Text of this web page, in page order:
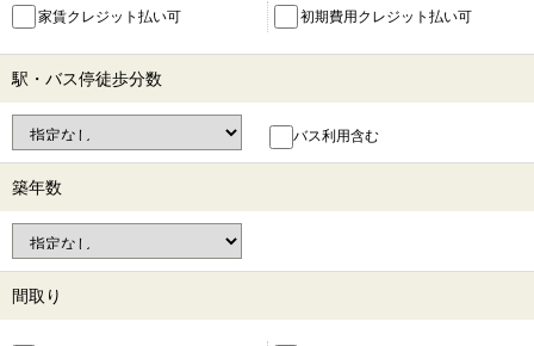
家賃クレジット払い可 初期費用クレジット払い可
駅・バス停徒歩分数
バス利用含む
築年数
間取り